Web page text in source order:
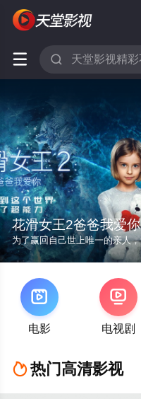
 
花滑女王2爸爸我爱你

电影

电视剧
热门高清影视